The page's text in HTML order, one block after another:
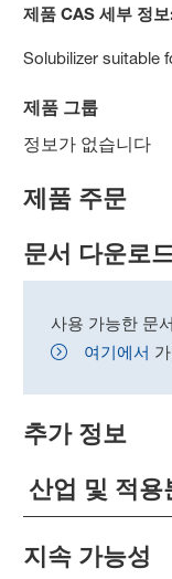
제품 CAS 세부 정
Solubilizer suitable
제품 그룹
정보가 없습니다
제품 주문
문서 다운로
사용 가능한 문
여기에서
추가 정보
산업 및 적용
지속 가능성